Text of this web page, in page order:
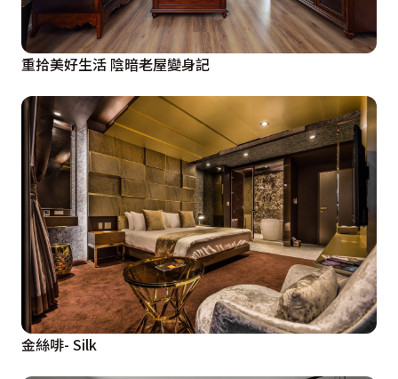
重拾美好生活 陰暗老屋變身記
金絲啡- Silk